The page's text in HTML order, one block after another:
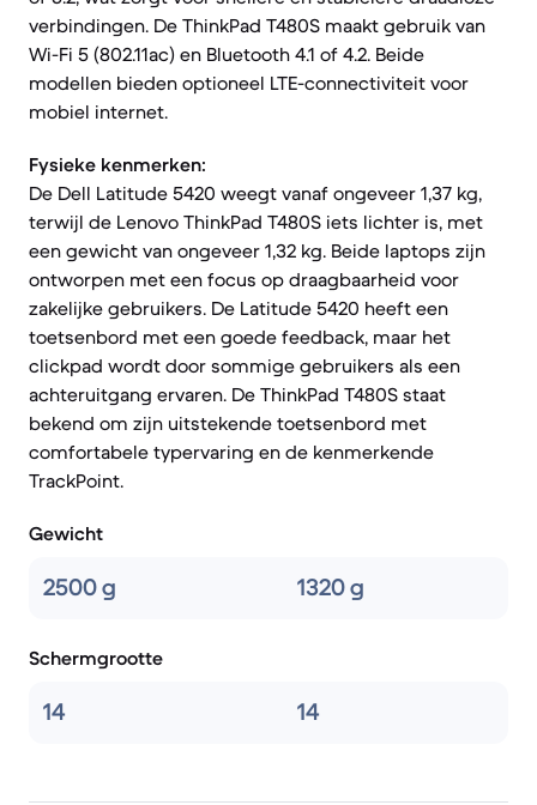
verbindingen. De ThinkPad T480S maakt gebruik van
Wi-Fi 5 (802.11ac) en Bluetooth 4.1 of 4.2. Beide
modellen bieden optioneel LTE-connectiviteit voor
mobiel internet.
Fysieke kenmerken:
De Dell Latitude 5420 weegt vanaf ongeveer 1,37 kg,
terwijl de Lenovo ThinkPad T480S iets lichter is, met
een gewicht van ongeveer 1,32 kg. Beide laptops zijn
ontworpen met een focus op draagbaarheid voor
zakelijke gebruikers. De Latitude 5420 heeft een
toetsenbord met een goede feedback, maar het
clickpad wordt door sommige gebruikers als een
achteruitgang ervaren. De ThinkPad T480S staat
bekend om zijn uitstekende toetsenbord met
comfortabele typervaring en de kenmerkende
TrackPoint.
Gewicht
2500 g 1320 g
Schermgrootte
14 14